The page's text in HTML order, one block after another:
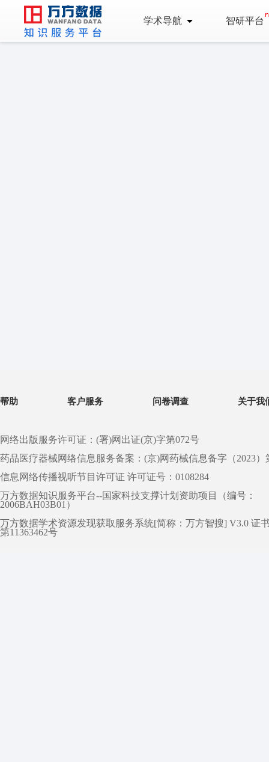
学术导航 智研平台
帮助 客户服务 问卷调查 关于我
网络出版服务许可证：(署)网出证(京)字第072号
药品医疗器械网络信息服务备案：(京)网药械信息备字（2023）
信息网络传播视听节目许可证 许可证号：0108284
万方数据知识服务平台--国家科技支撑计划资助项目（编号：
2006BAH03B01）
万方数据学术资源发现获取服务系统[简称：万方智搜] V3.0 证
第11363462号